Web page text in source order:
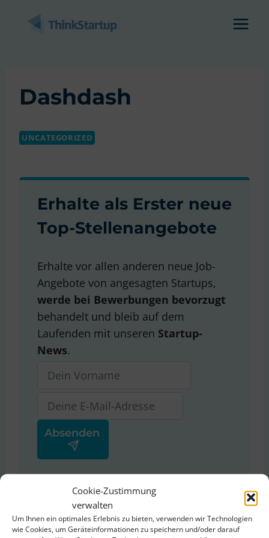
Cookie-Zustimmung
verwalten
Um Ihnen ein optimales Erlebnis zu bieten, verwenden wir Technologien
wie Cookies, um Geräteinformationen zu speichern und/oder darauf
Dashdash
UNCATEGORIZED
Erhalte als Erster neue
Top-Stellenangebote
Erhalte vor allen anderen neue Job-
Angebote von angesagten Startups,
werde bei Bewerbungen bevorzugt
behandelt und bleib auf dem
Laufenden mit unseren Startup-
News.
Datenschutzerklärungvon
ThinkStartup zu.